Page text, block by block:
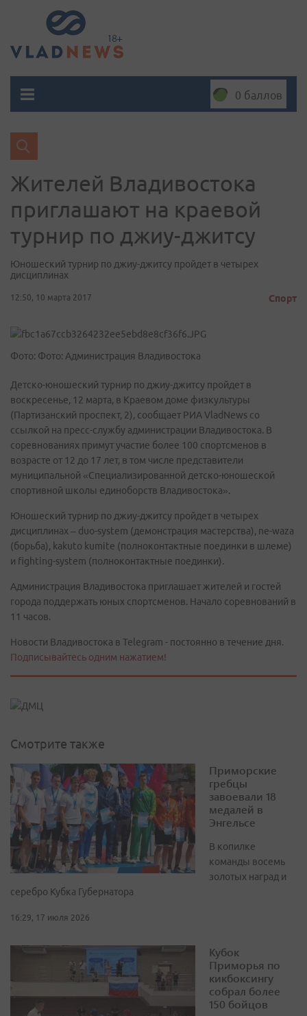
0 баллов
Жителей Владивостока
приглашают на краевой
турнир по джиу-джитсу
Юношеский турнир по джиу-джитсу пройдет в четырех
дисциплинах
12:50, 10 марта 2017 Спорт
Фото: Фото: Администрация Владивостока
Детско-юношеский турнир по джиу-джитсу пройдет в
воскресенье, 12 марта, в Краевом доме физкультуры
(Партизанский проспект, 2), сообщает РИА VladNews со
ссылкой на пресс-службу администрации Владивостока. В
соревнованиях примут участие более 100 спортсменов в
возрасте от 12 до 17 лет, в том числе представители
муниципальной «Специализированной детско-юношеской
спортивной школы единоборств Владивостока».
Юношеский турнир по джиу-джитсу пройдет в четырех
дисциплинах – duo-system (демонстрация мастерства), ne-waza
(борьба), kakuto kumite (полноконтактные поединки в шлеме)
и fighting-system (полноконтактные поединки).
Администрация Владивостока приглашает жителей и гостей
города поддержать юных спортсменов. Начало соревнований в
11 часов.
Новости Владивостока в Telegram - постоянно в течение дня.
Подписывайтесь одним нажатием!
Смотрите также
Приморские
гребцы
завоевали 18
медалей в
Энгельсе
В копилке
команды восемь
золотых наград и
серебро Кубка Губернатора
16:29, 17 июля 2026
Кубок
Приморья по
кикбоксингу
собрал более
150 бойцов